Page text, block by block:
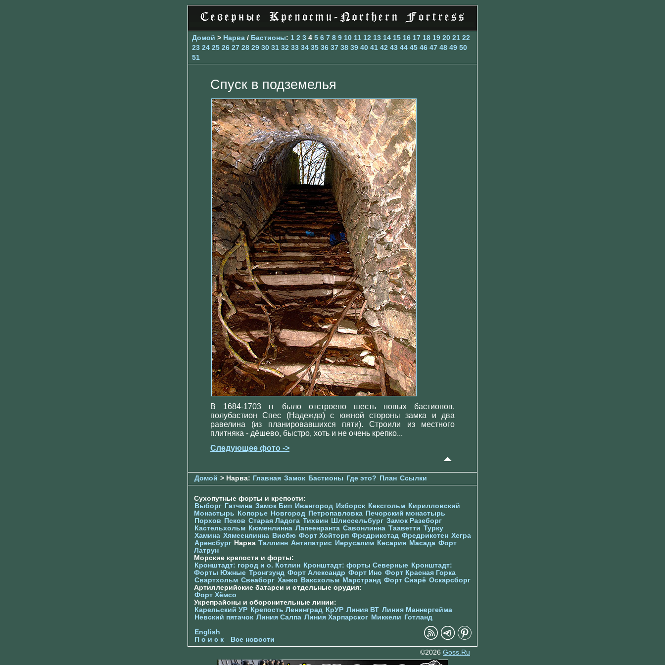
Домой > Нарва / Бастионы: 1 2 3 4 5 6 7 8 9 10 11 12 13 14 15 16 17 18 19 20 21 22
23 24 25 26 27 28 29 30 31 32 33 34 35 36 37 38 39 40 41 42 43 44 45 46 47 48 49 50
51
Спуск в подземелья
В 1684-1703 гг было отстроено шесть новых бастионов,
полубастион Спес (Надежда) с южной стороны замка и два
равелина (из планировавшихся пяти). Строили из местного
плитняка - дёшево, быстро, хоть и не очень крепко...
Следующее фото ->
Домой > Нарва: Главная Замок Бастионы Где это? План Ссылки
Сухопутные форты и крепости:
Выборг Гатчина Замок Бип Ивангород Изборск Кексгольм Кирилловский
Монастырь
Копорье Новгород Петропавловка Печорcкий монастырь
Порхов
Псков Старая Ладога Тихвин Шлиссельбург Замок Разеборг
Кастельхольм Кюменлинна Лапеенранта Савонлинна Тааветти Турку
Хамина Хямеенлинна Висбю Форт Хойторп Фредрикстад Фредрикстен Хегра
Аренсбург Нарва Таллинн Антипатрис Иерусалим Кесария Масада Форт
Латрун
Морские крепости и форты:
Кронштадт: город и о. Котлин Кронштадт: форты Северные Кронштадт:
Форты Южные Тронгзунд Форт Александр Форт Ино Форт Красная Горка
Свартхольм Свеаборг Ханко Ваксхольм Марстранд Форт Сиарё Оскарсборг
Артиллерийские батареи и отдельные орудия:
Форт Хёмсо
Укрепрайоны и оборонительные линии:
Карельский УР Крепость Ленинград КрУР Линия ВТ Линия Маннергейма
Невский пятачок Линия Салпа Линия Харпарског Миккели
Готланд
English
П о и с к
Все новости
©2026 Goss.Ru